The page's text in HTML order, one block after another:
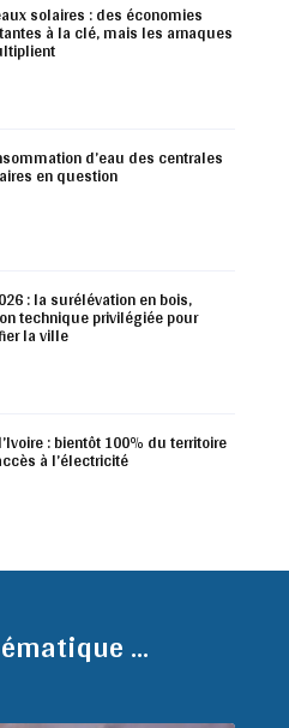
solaires : des économies
à la clé, mais les arnaques
d’eau des centrales
en question
: la surélévation en bois,
technique privilégiée pour
la ville
: bientôt 100% du territoire
à l’électricité
...